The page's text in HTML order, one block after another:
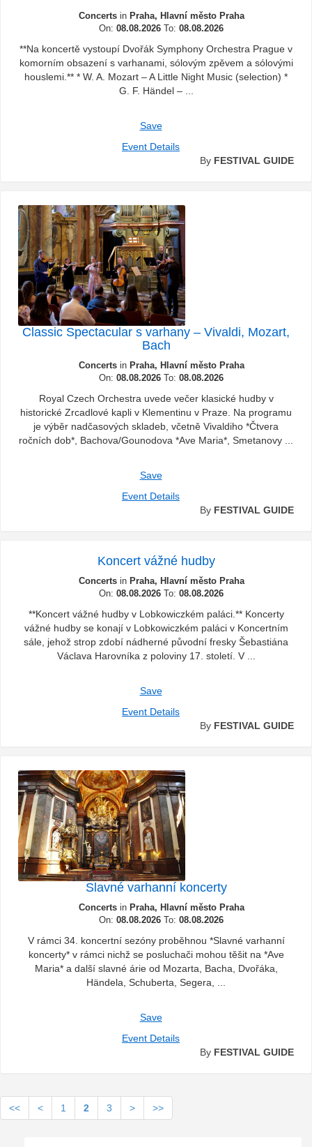
Concertsin Praha, Hlavní město Praha
On: 08.08.2026 To: 08.08.2026
**Na koncertě vystoupí Dvořák Symphony Orchestra Prague v
komorním obsazení s varhanami, sólovým zpěvem a sólovými
houslemi.** * W. A. Mozart – A Little Night Music (selection) *
G. F. Händel – ...
Save
Event Details
By FESTIVAL GUIDE
Classic Spectacular s varhany – Vivaldi, Mozart,
Bach
Concertsin Praha, Hlavní město Praha
On: 08.08.2026 To: 08.08.2026
Royal Czech Orchestra uvede večer klasické hudby v
historické Zrcadlové kapli v Klementinu v Praze. Na programu
je výběr nadčasových skladeb, včetně Vivaldiho *Čtvera
ročních dob*, Bachova/Gounodova *Ave Maria*, Smetanovy ...
Save
Event Details
By FESTIVAL GUIDE
Koncert vážné hudby
Concertsin Praha, Hlavní město Praha
On: 08.08.2026 To: 08.08.2026
**Koncert vážné hudby v Lobkowiczkém paláci.** Koncerty
vážné hudby se konají v Lobkowiczkém paláci v Koncertním
sále, jehož strop zdobí nádherné původní fresky Šebastiána
Václava Harovníka z poloviny 17. století. V ...
Save
Event Details
By FESTIVAL GUIDE
Slavné varhanní koncerty
Concertsin Praha, Hlavní město Praha
On: 08.08.2026 To: 08.08.2026
V rámci 34. koncertní sezóny proběhnou *Slavné varhanní
koncerty* v rámci nichž se posluchači mohou těšit na *Ave
Maria* a další slavné árie od Mozarta, Bacha, Dvořáka,
Händela, Schuberta, Segera, ...
Save
Event Details
By FESTIVAL GUIDE
<< < 1 2 3 > >>